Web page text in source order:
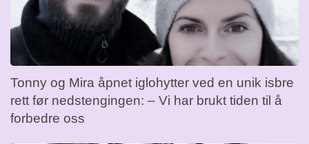
Tonny og Mira åpnet iglohytter ved en unik isbre
rett før nedstengingen: – Vi har brukt tiden til å
forbedre oss